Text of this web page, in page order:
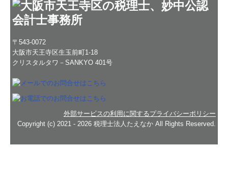
〒543-0072
大阪市天王寺区生玉前町1-18
クリスタルタワ－SANKYO 401号
外部サービスの利用に関するプライバシーポリシー
Copyright (c) 2021 - 2026 税理士法人たえなか All Rights Reserved.